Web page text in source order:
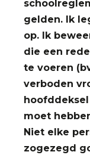
gelden. Ik
op. Ik
die een
te voeren
verboden
moet
Niet elke
zogezegd